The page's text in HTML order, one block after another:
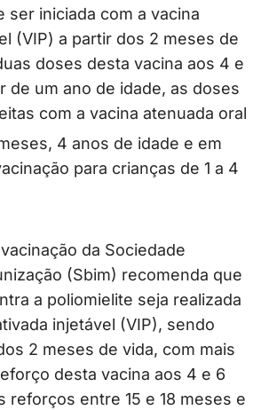
ser iniciada com a vacina
(VIP) a partir dos 2 meses de
doses desta vacina aos 4 e
de um ano de idade, as doses
com a vacina atenuada oral
4 anos de idade e em
para crianças de 1 a 4
da Sociedade
(Sbim) recomenda que
a poliomielite seja realizada
injetável (VIP), sendo
2 meses de vida, com mais
desta vacina aos 4 e 6
reforços entre 15 e 18 meses e